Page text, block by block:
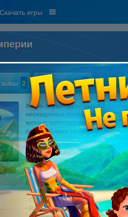
Скачать игры
2 Прохождение 1
Жизнь первой фрейлины Её
неожиданных поручений. В том
жизнью, собирают сплетни и
истории Елена занимается
Одним из ее последних заданий
различных эпох, пропавших из
повышенной важности было
Еленой в удивительное
Системные требования:
- OS: Windows 7 и более поздняя
- CPU: 1.0 GHz
- RAM: 1024 MB